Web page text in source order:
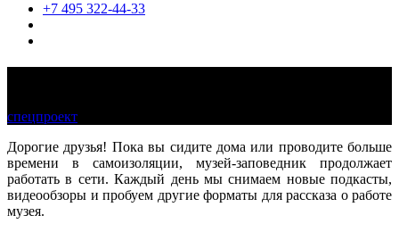
+7 495 322-44-33
спецпроект
Дорогие друзья! Пока вы сидите дома или проводите больше
времени в самоизоляции, музей-заповедник продолжает
работать в сети. Каждый день мы снимаем новые подкасты,
видеообзоры и пробуем другие форматы для рассказа о работе
музея.